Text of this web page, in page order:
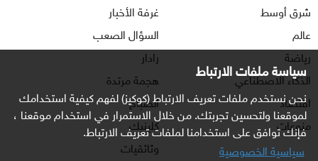
سياسة ملفات الارتباط
نحن نستخدم ملفات تعريف الارتباط (كوكيز) لفهم كيفية استخدامك
لموقعنا ولتحسين تجربتك. من خلال الاستمرار في استخدام موقعنا ،
فإنك توافق على استخدامنا لملفات تعريف الارتباط.
سياسية الخصوصية
شرق أوسط
عالم
رياضة
الذكاء الاصطناعي
اقتصاد
منوعات
غرفة الأخبار
السؤال الصعب
رادار
هجمة مرتدة
الصباح
كلينيك
وثائقيات